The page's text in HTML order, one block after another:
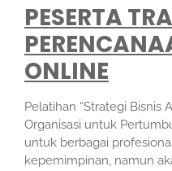
PESERTA
ONLINE
Pelatihan “Strategi Bisnis
Organisasi untuk
untuk berbagai
kepemimpinan, namun